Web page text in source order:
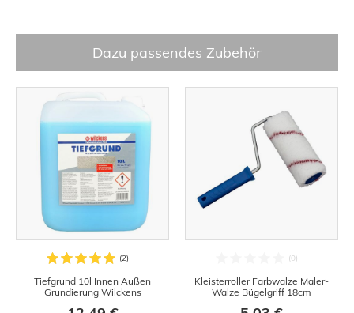
Dazu passendes Zubehör
Tiefgrund 10l Innen Außen
Grundierung Wilckens
Kleisterroller Farbwalze Maler-
Walze Bügelgriff 18cm